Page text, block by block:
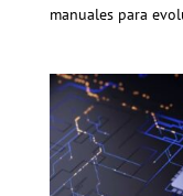
manuales para